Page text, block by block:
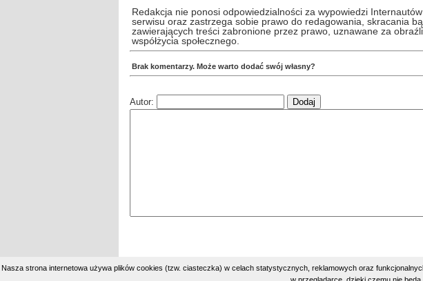
Redakcja nie ponosi odpowiedzialności za wypowiedzi
serwisu oraz zastrzega sobie prawo do redagowania, skracania
zawierających treści zabronione przez prawo, uznawane za
współżycia społecznego.
Brak komentarzy. Może warto dodać swój własny?
Autor:
Nasza strona internetowa używa plików cookies (tzw. ciasteczka) w celach statystycznych, reklamowych oraz